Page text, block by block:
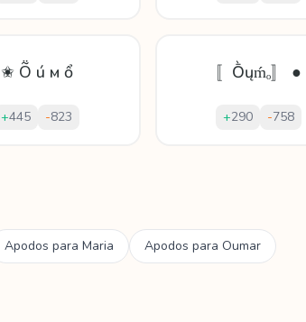
✬ Ṏ ú м ổ
+445 -823
〚Ṑųḿₒ〛 ●
+290 -758
Apodos para Maria Apodos para Oumar